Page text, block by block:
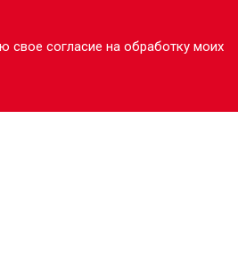
свое согласие на обработку моих